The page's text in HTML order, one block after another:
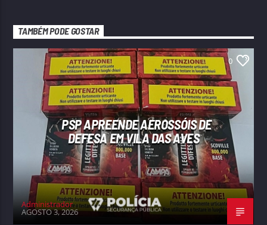
TAMBÉM PODE GOSTAR
0
PSP APREENDE AEROSSÓIS DE
DEFESA EM VILA DAS AVES
Administrador
AGOSTO 3, 2026